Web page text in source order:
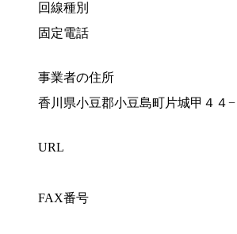
回線種別
固定電話
事業者の住所
香川県小豆郡小豆島町片城甲４４−
URL
FAX番号